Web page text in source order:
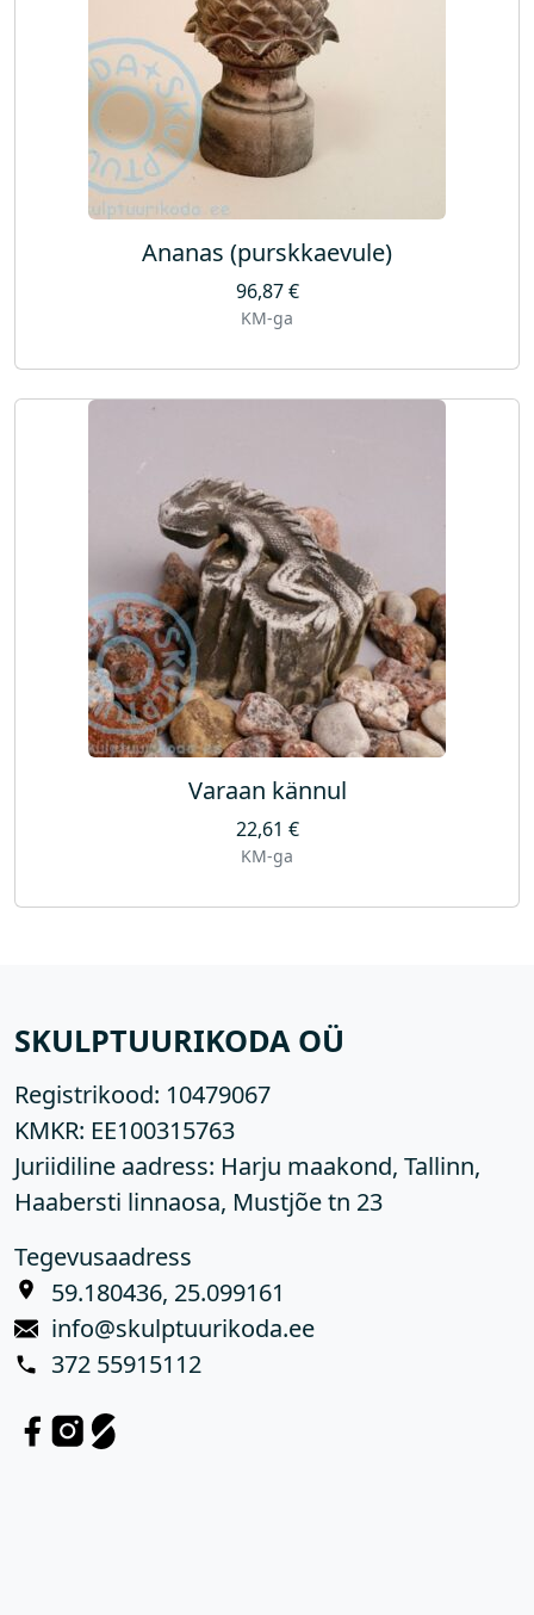
Ananas (purskkaevule)
96,87€
KM-ga
Varaan kännul
22,61 €
KM-ga
SKULPTUURIKODA OÜ
Registrikood: 10479067
KMKR: EE100315763
Juriidiline aadress: Harju maakond, Tallinn,
Haabersti linnaosa, Mustjõe tn 23
Tegevusaadress
59.180436, 25.099161
info@skulptuurikoda.ee
372 55915112